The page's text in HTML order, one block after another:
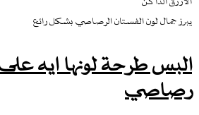
يبرز جمال لون الفستان الرصاصي بشكل رائع
البس طرحة لونها ايه
رصاصي